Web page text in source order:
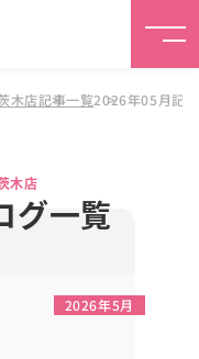
木店記事一覧2026年05月記
木店
グ一覧
2026年5月